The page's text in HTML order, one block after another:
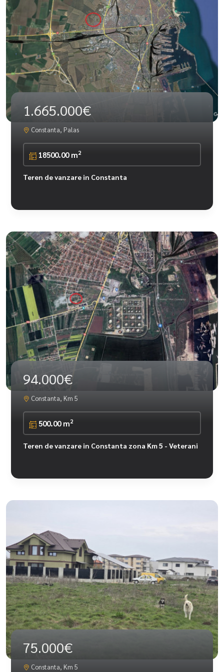
1.665.000€
Constanta, Palas
18500.00 m2
Teren de vanzare in Constanta
94.000€
Constanta, Km 5
500.00 m2
Teren de vanzare in Constanta zona Km 5 - Veterani
75.000€
Constanta, Km 5